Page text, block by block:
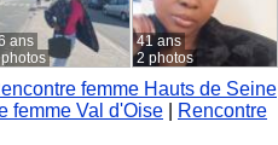
ans
photos
41 ans
2 photos
femme Hauts de Seine
femme Val d'Oise
Rencontre